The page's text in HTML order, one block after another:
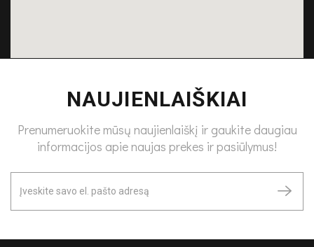
NAUJIENLAIŠKIAI
Prenumeruokite mūsų naujienlaiškį ir gaukite daugiau
informacijos apie naujas prekes ir pasiūlymus!